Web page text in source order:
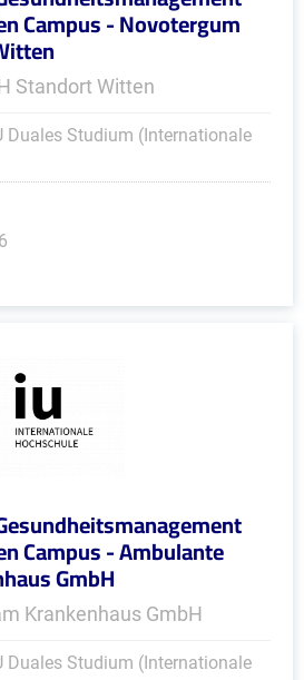
Campus - Novotergum
Standort Witten
Duales Studium (Internationale
Campus - Ambulante
GmbH
Krankenhaus GmbH
Duales Studium (Internationale